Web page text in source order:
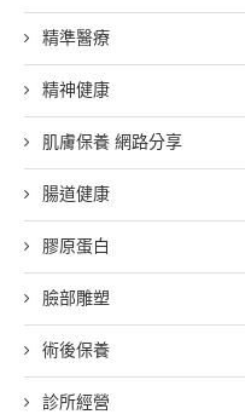
精準醫療
精神健康
肌膚保養 網路分享
腸道健康
膠原蛋白
臉部雕塑
術後保養
診所經營